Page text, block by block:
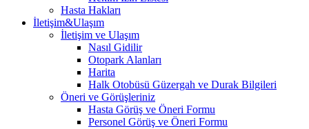
Hasta Hakları
İletişim&Ulaşım
İletişim ve Ulaşım
Nasıl Gidilir
Otopark Alanları
Harita
Halk Otobüsü Güzergah ve Durak Bilgileri
Öneri ve Görüşleriniz
Hasta Görüş ve Öneri Formu
Personel Görüş ve Öneri Formu